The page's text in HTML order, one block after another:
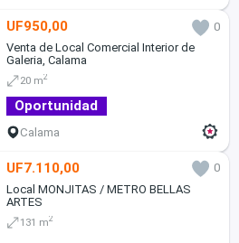
UF950,00
0
Venta de Local Comercial Interior de
Galeria, Calama
20 m2
Oportunidad
Calama
UF7.110,00
0
Local MONJITAS / METRO BELLAS
ARTES
131 m2